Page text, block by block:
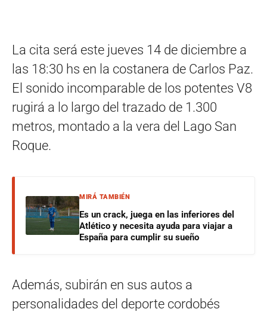
La cita será este jueves 14 de diciembre a
las 18:30 hs en la costanera de Carlos Paz.
El sonido incomparable de los potentes V8
rugirá a lo largo del trazado de 1.300
metros, montado a la vera del Lago San
Roque.
MIRÁ TAMBIÉN
Es un crack, juega en las inferiores del
Atlético y necesita ayuda para viajar a
España para cumplir su sueño
Además, subirán en sus autos a
personalidades del deporte cordobés